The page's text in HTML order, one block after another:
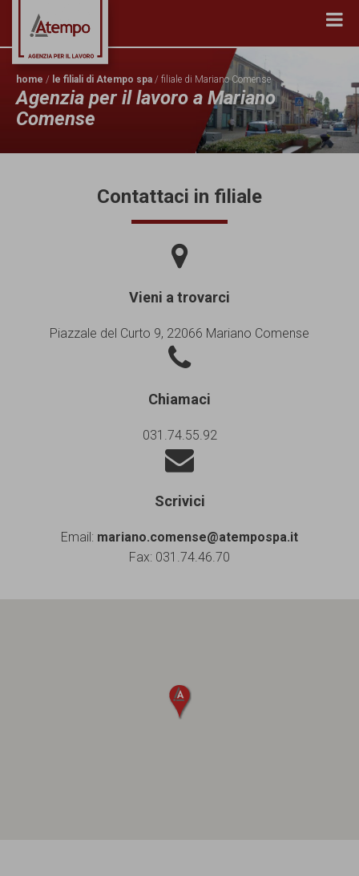
home / le filiali di Atempo spa / filiale di Mariano Comense
Agenzia per il lavoro a Mariano
Comense
Contattaci in filiale
Vieni a trovarci
Piazzale del Curto 9, 22066 Mariano Comense
Chiamaci
031.74.55.92
Scrivici
Email: mariano.comense@atempospa.it
Fax: 031.74.46.70